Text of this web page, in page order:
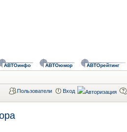
АВТОинфо АВТОюмор АВТОрейтинг
Пользователи Вход